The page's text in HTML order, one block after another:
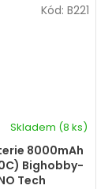
8000mAh
Bighobby-
Tech
Skladem (8 ks)
Kód: B221